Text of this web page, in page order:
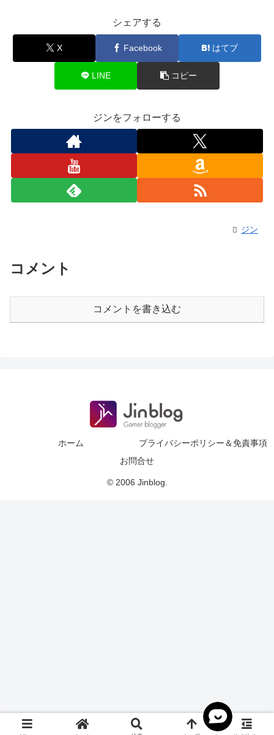
シェアする
X Facebook はてブ
LINE コピー
ジンをフォローする
ジン
コメント
コメントを書き込む
ホーム
プライバシーポリシー＆免責事項
お問合せ
© 2006 Jinblog.